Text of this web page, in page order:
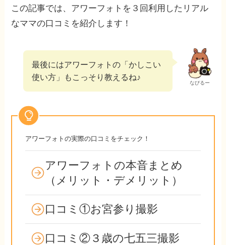
この記事では、アワーフォトを３回利用したリアル
なママの口コミを紹介します！
なびるー
最後にはアワーフォトの「かしこい
使い方」もこっそり教えるね♪
アワーフォトの実際の口コミをチェック！
アワーフォトの本音まとめ
（メリット・デメリット）
口コミ①お宮参り撮影
口コミ②３歳の七五三撮影